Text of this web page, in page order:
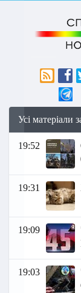
Усі матеріали
19:52
19:31
19:09
19:03